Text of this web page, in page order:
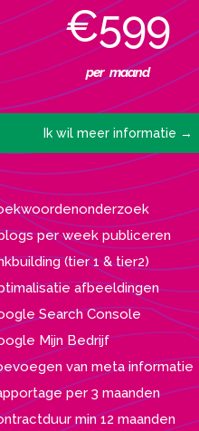
€599
per maand
Ik wil meer informatie →
per week publiceren
(tier 1 & tier2)
afbeeldingen
Search Console
Mijn Bedrijf
van meta informatie
per 3 maanden
min 12 maanden